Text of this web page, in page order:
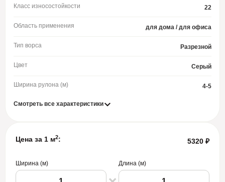
Класс износостойкости 22
Область применения для дома / для офиса
Тип ворса Разрезной
Цвет Серый
Ширина рулона (м) 4-5
Смотреть все характеристики
Ширина (м) Длина (м)
Цена за 1 м2: 5320 ₽